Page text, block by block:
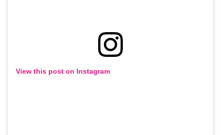
View this post on Instagram